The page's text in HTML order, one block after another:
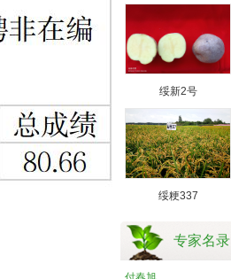
绥新2号
绥粳337
专家名录